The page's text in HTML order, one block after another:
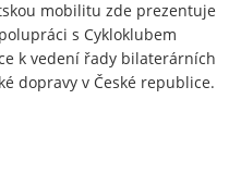
mobilitu zde prezentuje
s Cykloklubem
k vedení řady bilaterárních
dopravy v České republice.